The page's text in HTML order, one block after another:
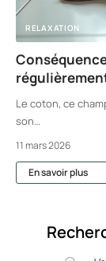
RELAXATION
Le coton, ce
son…
11 mars 2026
En savoir plus